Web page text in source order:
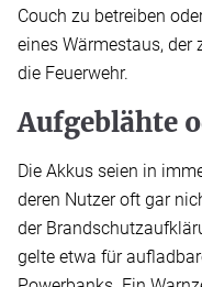
Couch zu betreiben
eines Wärmestaus, der
die Feuerwehr.
Aufgeblähte
Die Akkus seien in
deren Nutzer oft gar
der
gelte etwa für